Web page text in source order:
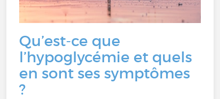
Qu’est-ce que
l’hypoglycémie et quels
en sont ses symptômes
?